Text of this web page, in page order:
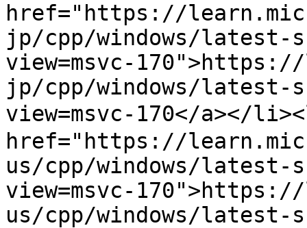
href="https://
jp/cpp/windows/latest-
view=msvc-
jp/cpp/windows/latest-
view=msvc-170</a></
href="https://
us/cpp/windows/latest-
view=msvc-
us/cpp/windows/latest-